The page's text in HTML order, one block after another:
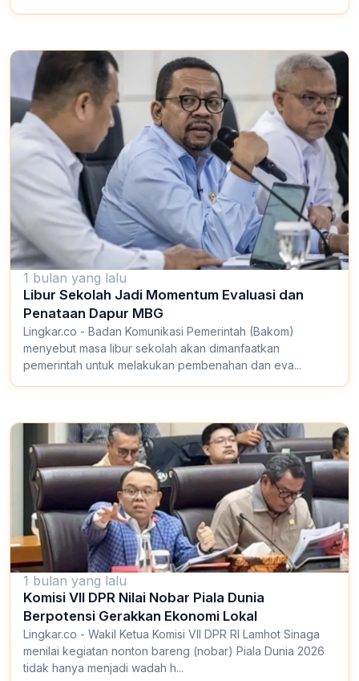
1 bulan yang lalu
Libur Sekolah Jadi Momentum Evaluasi dan
Penataan Dapur MBG
Lingkar.co - Badan Komunikasi Pemerintah (Bakom)
menyebut masa libur sekolah akan dimanfaatkan
pemerintah untuk melakukan pembenahan dan eva...
1 bulan yang lalu
Komisi VII DPR Nilai Nobar Piala Dunia
Berpotensi Gerakkan Ekonomi Lokal
Lingkar.co - Wakil Ketua Komisi VII DPR RI Lamhot Sinaga
menilai kegiatan nonton bareng (nobar) Piala Dunia 2026
tidak hanya menjadi wadah h...